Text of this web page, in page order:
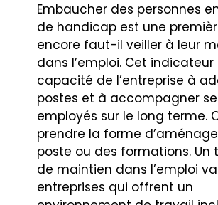
Embaucher des personnes
de handicap est une
encore faut-il veiller à leur
dans l’emploi. Cet
capacité de l’entreprise à
postes et à accompagner
employés sur le long terme.
prendre la forme
poste ou des formations. Un
de maintien dans l’emploi
entreprises qui offrent un